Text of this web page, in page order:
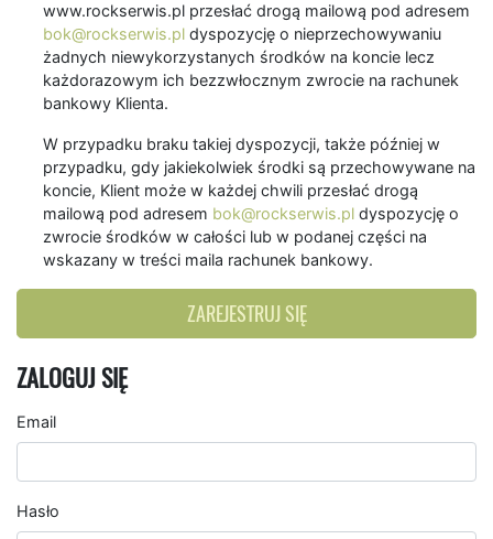
www.rockserwis.pl przesłać drogą mailową pod adresem
bok@rockserwis.pl dyspozycję o nieprzechowywaniu
żadnych niewykorzystanych środków na koncie lecz
każdorazowym ich bezzwłocznym zwrocie na rachunek
bankowy Klienta.
W przypadku braku takiej dyspozycji, także później w
przypadku, gdy jakiekolwiek środki są przechowywane na
koncie, Klient może w każdej chwili przesłać drogą
mailową pod adresem bok@rockserwis.pl dyspozycję o
zwrocie środków w całości lub w podanej części na
wskazany w treści maila rachunek bankowy.
ZAREJESTRUJ SIĘ
ZALOGUJ SIĘ
Email
Hasło